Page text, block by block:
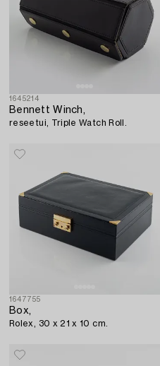
1645214
Bennett Winch,
reseetui, Triple Watch Roll.
1647755
Box,
Rolex, 30 x 21 x 10 cm.